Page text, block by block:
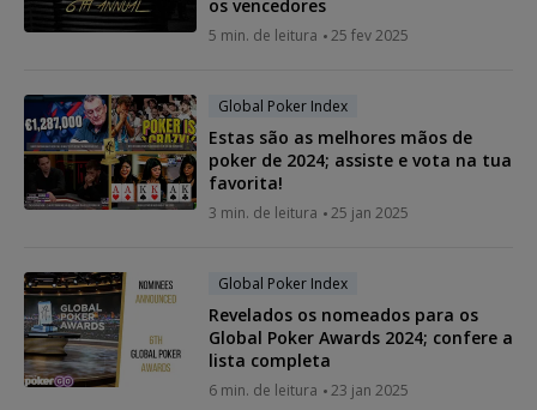
os vencedores
5 min. de leitura 25 fev 2025
Global Poker Index
Estas são as melhores mãos de
poker de 2024; assiste e vota na tua
favorita!
3 min. de leitura 25 jan 2025
Global Poker Index
Revelados os nomeados para os
Global Poker Awards 2024; confere a
lista completa
6 min. de leitura 23 jan 2025